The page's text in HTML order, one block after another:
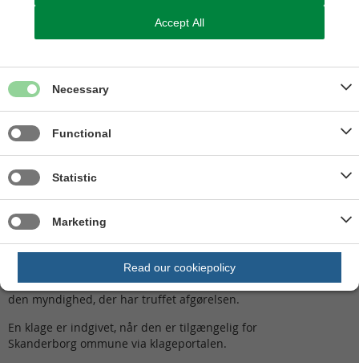
landsdækkende foreninger og organisationer, som efter
deres formål varetager væsentlige rekreative interesser,
Klagefrist
Klagefristen udløber 4 uger efter, at afgørelsen er meddelt. Er
afgørelsen offentligt bekendtgjort, regnes klagefristen dog altid
Hvordan klager du?
Du klager via Klageportalen. Du skal logge på ligesom du plejer,
typisk med Nem-ID. Klagen sendes gennem Klageportalen til
den myndighed, der har truffet afgørelsen.
En klage er indgivet, når den er tilgængelig for
Skanderborg ommune via klageportalen.
Accept All
Necessary
Functional
Statistic
Marketing
Read our cookiepolicy